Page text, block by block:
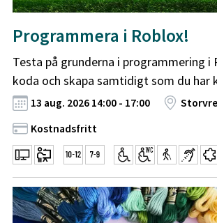
Programmera i Roblox!
Testa på grunderna i programmering i
koda och skapa samtidigt som du har
13 aug. 2026 14:00 - 17:00
Kostnadsfritt